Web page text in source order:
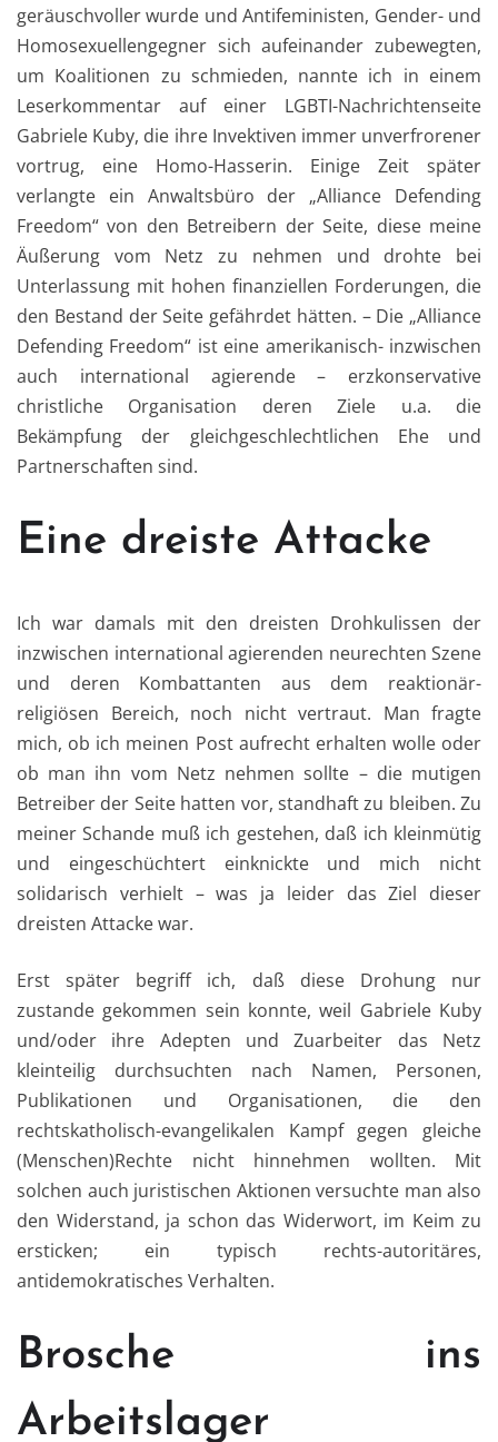
geräuschvoller wurde und Antifeministen, Gender- und
Homosexuellengegner sich aufeinander zubewegten,
um Koalitionen zu schmieden, nannte ich in einem
Leserkommentar auf einer LGBTI-Nachrichtenseite
Gabriele Kuby, die ihre Invektiven immer unverfrorener
vortrug, eine Homo-Hasserin. Einige Zeit später
verlangte ein Anwaltsbüro der „Alliance Defending
Freedom“ von den Betreibern der Seite, diese meine
Äußerung vom Netz zu nehmen und drohte bei
Unterlassung mit hohen finanziellen Forderungen, die
den Bestand der Seite gefährdet hätten. – Die „Alliance
Defending Freedom“ ist eine amerikanisch- inzwischen
auch international agierende – erzkonservative
christliche Organisation deren Ziele u.a. die
Bekämpfung der gleichgeschlechtlichen Ehe und
Partnerschaften sind.
Eine dreiste Attacke
Ich war damals mit den dreisten Drohkulissen der
inzwischen international agierenden neurechten Szene
und deren Kombattanten aus dem reaktionär-
religiösen Bereich, noch nicht vertraut. Man fragte
mich, ob ich meinen Post aufrecht erhalten wolle oder
ob man ihn vom Netz nehmen sollte – die mutigen
Betreiber der Seite hatten vor, standhaft zu bleiben. Zu
meiner Schande muß ich gestehen, daß ich kleinmütig
und eingeschüchtert einknickte und mich nicht
solidarisch verhielt – was ja leider das Ziel dieser
dreisten Attacke war.
Erst später begriff ich, daß diese Drohung nur
zustande gekommen sein konnte, weil Gabriele Kuby
und/oder ihre Adepten und Zuarbeiter das Netz
kleinteilig durchsuchten nach Namen, Personen,
Publikationen und Organisationen, die den
rechtskatholisch-evangelikalen Kampf gegen gleiche
(Menschen)Rechte nicht hinnehmen wollten. Mit
solchen auch juristischen Aktionen versuchte man also
den Widerstand, ja schon das Widerwort, im Keim zu
ersticken; ein typisch rechts-autoritäres,
antidemokratisches Verhalten.
Brosche ins
Arbeitslager